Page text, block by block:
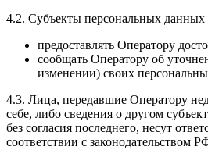
4.2. Субъекты персональных данных
предоставлять Оператору
сообщать Оператору об
изменении) своих
4.3. Лица, передавшие Оператору
себе, либо сведения о другом
без согласия последнего, несут
соответствии с законодательством